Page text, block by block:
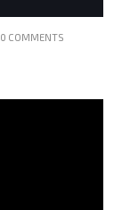
0 COMMENTS